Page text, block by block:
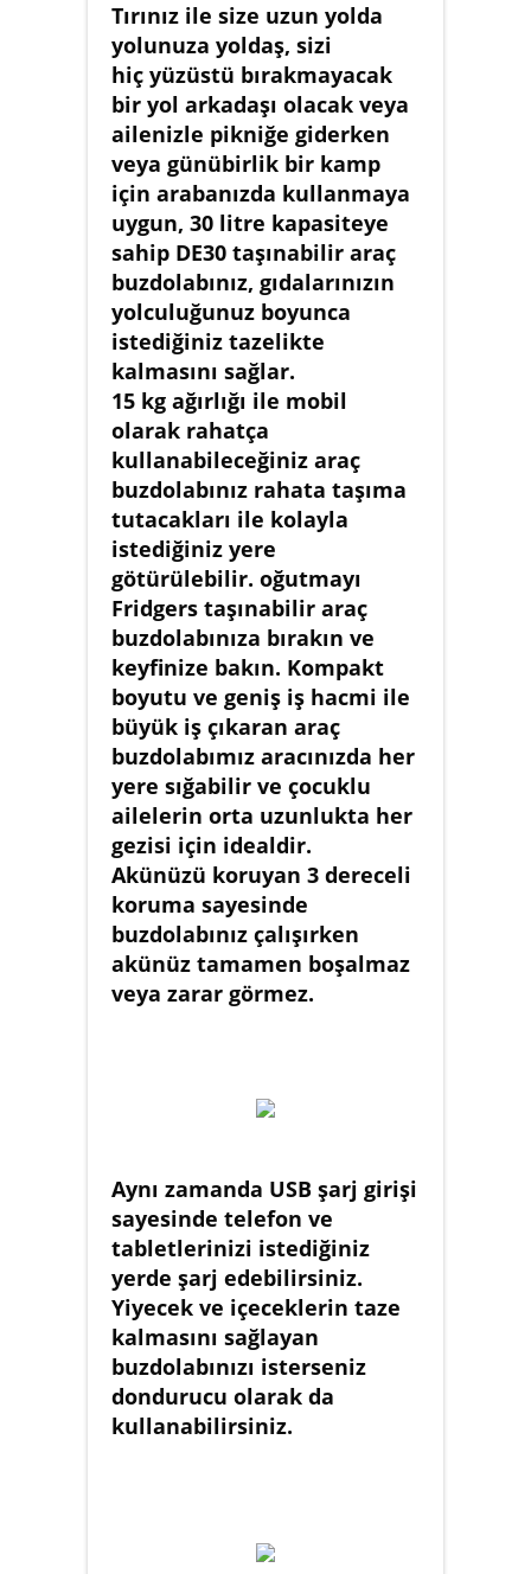
Tırınız ile size uzun yolda
yolunuza yoldaş, sizi
hiç yüzüstü bırakmayacak
bir yol arkadaşı olacak veya
ailenizle pikniğe giderken
veya günübirlik bir kamp
için arabanızda kullanmaya
uygun, 30 litre kapasiteye
sahip DE30 taşınabilir araç
buzdolabınız, gıdalarınızın
yolculuğunuz boyunca
istediğiniz tazelikte
kalmasını sağlar.
15 kg ağırlığı ile mobil
olarak rahatça
kullanabileceğiniz araç
buzdolabınız rahata taşıma
tutacakları ile kolayla
istediğiniz yere
götürülebilir. oğutmayı
Fridgers taşınabilir araç
buzdolabınıza bırakın ve
keyfinize bakın. Kompakt
boyutu ve geniş iş hacmi ile
büyük iş çıkaran araç
buzdolabımız aracınızda her
yere sığabilir ve çocuklu
ailelerin orta uzunlukta her
gezisi için idealdir.
Akünüzü koruyan 3 dereceli
koruma sayesinde
buzdolabınız çalışırken
akünüz tamamen boşalmaz
veya zarar görmez.
Aynı zamanda USB şarj girişi
sayesinde telefon ve
tabletlerinizi istediğiniz
yerde şarj edebilirsiniz.
Yiyecek ve içeceklerin taze
kalmasını sağlayan
buzdolabınızı isterseniz
dondurucu olarak da
kullanabilirsiniz.